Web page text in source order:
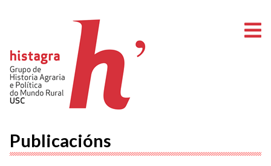
Publicacións